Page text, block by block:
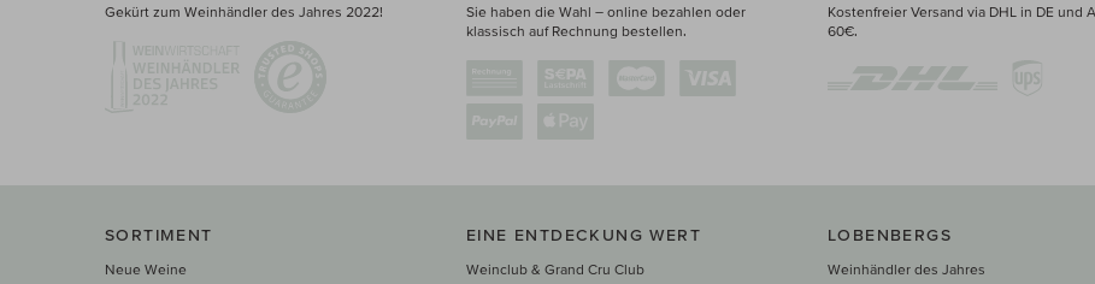
Gekürt zum Weinhändler des Jahres 2022!
Sie haben die Wahl – online bezahlen oder
klassisch auf Rechnung bestellen.
Kostenfreier Versand via DHL in DE und
60€.
SORTIMENT
Neue Weine
EINE ENTDECKUNG WERT
Weinclub & Grand Cru Club
LOBENBERGS
Weinhändler des Jahres